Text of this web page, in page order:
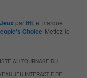
partiti , et marqué
Choice . Mettez-le
AU TOURNAGE DU
JEU INTERACTIF DE